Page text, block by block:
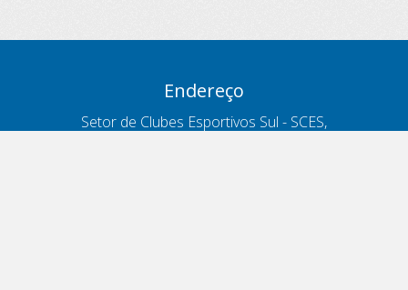
Endereço
Setor de Clubes Esportivos Sul - SCES,